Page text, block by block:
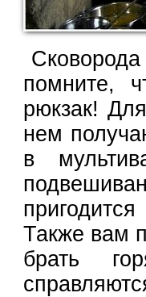
помните,
рюкзак!
нем
в
Также вам
брать